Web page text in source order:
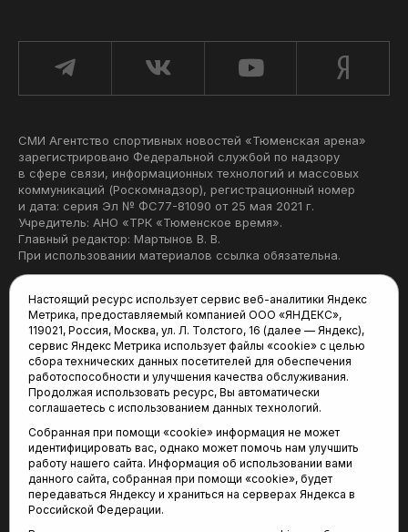
СМИ Агентство спортивных новостей «Тюменская арена»
зарегистрировано Федеральной службой по надзору
в сфере связи, информационных технологий и массовых
коммуникаций (Роскомнадзор), регистрационный номер
и дата: серия Эл № ФС77-81090 от 25 мая 2021 г.
Учредитель: АНО «ТРК «Тюменское время».
Главный редактор: Мартынов В. В.
При использовании материалов ссылка обязательна.
Редакция:
625035, Тюмень, пр. Геологоразведчиков, 28А
(3452) 68-22-28
tum-arena@mail.ru
Отдел продаж:
(3452) 68-89-78
kotovaev@sibinformburo.ru
Настоящий ресурс использует сервис веб-аналитики Яндекс
Метрика, предоставляемый компанией ООО «ЯНДЕКС»,
119021, Россия, Москва, ул. Л. Толстого, 16 (далее — Яндекс),
сервис Яндекс Метрика использует файлы «cookie» с целью
сбора технических данных посетителей для обеспечения
работоспособности и улучшения качества обслуживания.
Продолжая использовать ресурс, Вы автоматически
соглашаетесь с использованием данных технологий.
Собранная при помощи «cookie» информация не может
идентифицировать вас, однако может помочь нам улучшить
работу нашего сайта. Информация об использовании вами
данного сайта, собранная при помощи «cookie», будет
передаваться Яндексу и храниться на серверах Яндекса в
Российской Федерации.